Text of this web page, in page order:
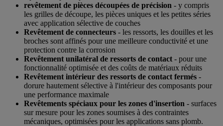
revêtement de pièces découpées de précision - y compris
les grilles de découpe, les pièces uniques et les petites séries
avec application sélective de couches
Revêtement de connecteurs - les ressorts, les douilles et les
broches sont affinés pour une meilleure conductivité et une
protection contre la corrosion
Revêtement unilatéral de ressorts de contact - pour une
fonctionnalité optimisée et des coûts de matériaux réduits
Revêtement intérieur des ressorts de contact fermés -
dorure hautement sélective à l'intérieur des composants pour
une performance maximale
Revêtements spéciaux pour les zones d'insertion - surfaces
sur mesure pour les zones soumises à des contraintes
mécaniques, optimisées pour les applications sans plomb.